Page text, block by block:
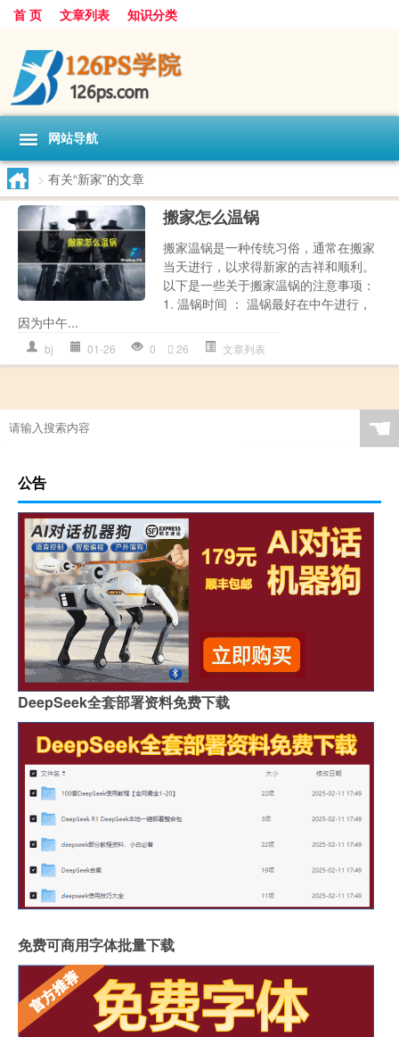
首 页 文章列表 知识分类
网站导航
> 有关“新家”的文章
搬家怎么温锅
搬家温锅是一种传统习俗，通常在搬家
当天进行，以求得新家的吉祥和顺利。
以下是一些关于搬家温锅的注意事项：
1. 温锅时间 ： 温锅最好在中午进行，
因为中午...
bj 01-26 0 26 文章列表
☚
公告
DeepSeek全套部署资料免费下载
免费可商用字体批量下载